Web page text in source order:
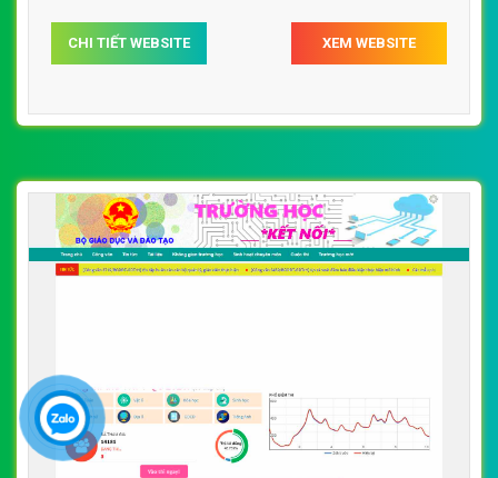
kiếm.
CHI TIẾT WEBSITE XEM WEBSITE